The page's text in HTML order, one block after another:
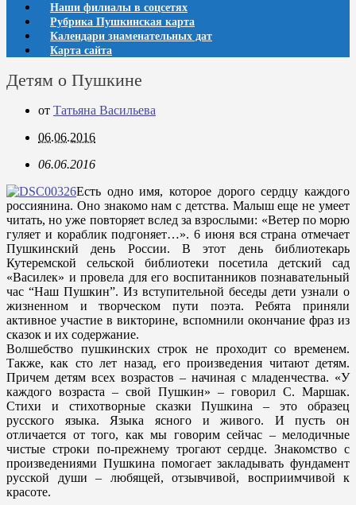
Наши филиалы в соцсетях
Рубрика Пушкинская карта
Календари знаменательных дат
Карта сайта
Детям о Пушкине
от Татьяна Васильева
06.06.2016
06.06.2016
Есть одно имя, которое дорого сердцу каждого
россиянина. Оно знакомо нам с детства. Малыш еще не умеет
читать, но уже повторяет вслед за взрослыми: «Ветер по морю
гуляет и кораблик подгоняет…». 6 июня вся страна отмечает
Пушкинский день России. В этот день библиотекарь
Кутеремской сельской библиотеки посетила детский сад
«Василек» и провела для его воспитанников познавательный
час “Наш Пушкин”. Из вступительной беседы дети узнали о
жизненном и творческом пути поэта. Ребята приняли
активное участие в викторине, вспомнили окончание фраз из
сказок и их содержание.
Волшебство пушкинских строк не проходит со временем.
Также, как сто лет назад, его произведения читают детям.
Причем детям всех возрастов – начиная с младенчества. «У
каждого возраста – свой Пушкин» – говорил С. Маршак.
Стихи и стихотворные сказки Пушкина – это образец
русского языка. Языка ясного и живого. И пусть он
отличается от того, как мы говорим сейчас – мелодичные
чистые строки по-прежнему трогают сердце. Знакомство с
произведениями Пушкина помогает закладывать фундамент
русской души – любящей, отзывчивой, восприимчивой к
красоте.